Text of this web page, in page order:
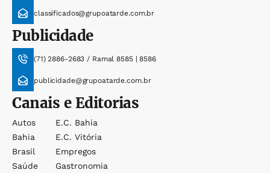
classificados@grupoatarde.com.br
Publicidade
(71) 2886-2683 / Ramal 8585 | 8586
publicidade@grupoatarde.com.br
Canais e Editorias
Autos
Bahia
Brasil
Saúde
E.c. Bahia
E.c. Vitória
Empregos
Gastronomia